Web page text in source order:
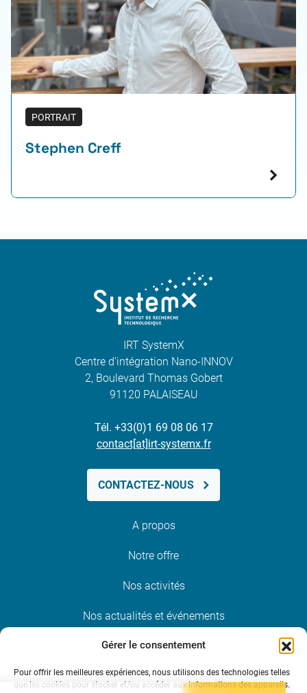
Gérer le consentement
Pour offrir les meilleures expériences, nous utilisons des technologies telles
que les cookies pour stocker et/ou accéder aux informations des appareils.
PORTRAIT
Stephen Creff
IRT SystemX
Centre d’intégration Nano-INNOV
2, Boulevard Thomas Gobert
91120 PALAISEAU
Tél. +33(0)1 69 08 06 17
contact[at]irt-systemx.fr
CONTACTEZ-NOUS
A propos
Notre offre
Nos activités
Nos actualités et événements
Nous rejoindre